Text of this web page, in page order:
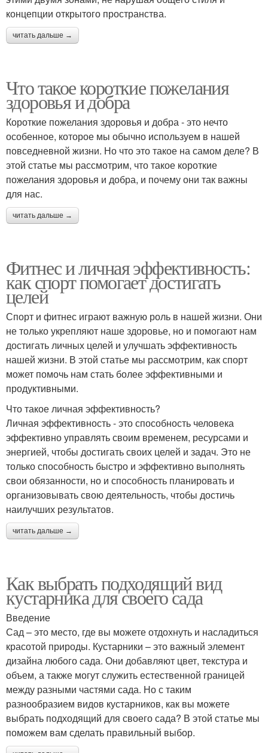
концепции открытого пространства.
читать дальше →
Что такое короткие пожелания
здоровья и добра
Короткие пожелания здоровья и добра - это нечто
особенное, которое мы обычно используем в нашей
повседневной жизни. Но что это такое на самом деле? В
этой статье мы рассмотрим, что такое короткие
пожелания здоровья и добра, и почему они так важны
для нас.
читать дальше →
Фитнес и личная эффективность:
как спорт помогает достигать
целей
Спорт и фитнес играют важную роль в нашей жизни. Они
не только укрепляют наше здоровье, но и помогают нам
достигать личных целей и улучшать эффективность
нашей жизни. В этой статье мы рассмотрим, как спорт
может помочь нам стать более эффективными и
продуктивными.
Что такое личная эффективность?
Личная эффективность - это способность человека
эффективно управлять своим временем, ресурсами и
энергией, чтобы достигать своих целей и задач. Это не
только способность быстро и эффективно выполнять
свои обязанности, но и способность планировать и
организовывать свою деятельность, чтобы достичь
наилучших результатов.
читать дальше →
Как выбрать подходящий вид
кустарника для своего сада
Введение
Сад – это место, где вы можете отдохнуть и насладиться
красотой природы. Кустарники – это важный элемент
дизайна любого сада. Они добавляют цвет, текстура и
объем, а также могут служить естественной границей
между разными частями сада. Но с таким
разнообразием видов кустарников, как вы можете
выбрать подходящий для своего сада? В этой статье мы
поможем вам сделать правильный выбор.